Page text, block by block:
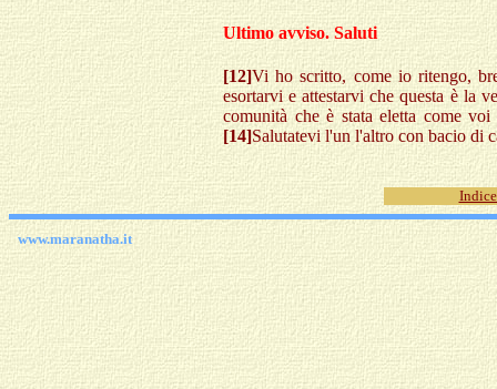
Ultimo avviso. Saluti
[12]Vi ho scritto, come io ritengo,
esortarvi e attestarvi che questa è la
comunità che è stata eletta come
[14]Salutatevi l'un l'altro con bacio di
www.maranatha.it